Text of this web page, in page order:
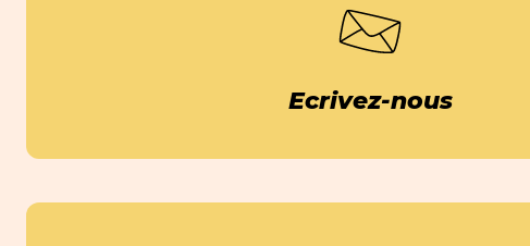
Ecrivez-nous